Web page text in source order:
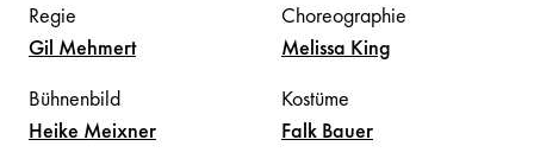
Regie
Gil Mehmert
Choreographie
Melissa King
Bühnenbild
Heike Meixner
Kostüme
Falk Bauer